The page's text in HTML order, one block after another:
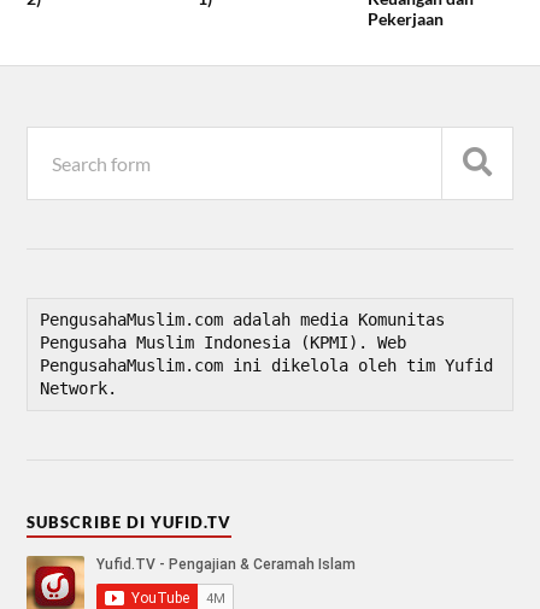
Pekerjaan
PengusahaMuslim.com adalah media Komunitas
Pengusaha Muslim Indonesia (KPMI). Web
PengusahaMuslim.com ini dikelola oleh tim Yufid
Network.
SUBSCRIBE DI YUFID.TV